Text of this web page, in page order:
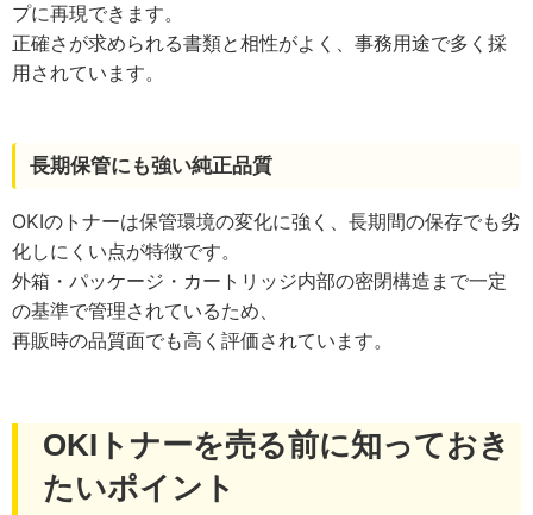
プに再現できます。
正確さが求められる書類と相性がよく、事務用途で多く採
用されています。
長期保管にも強い純正品質
OKIのトナーは保管環境の変化に強く、長期間の保存でも劣
化しにくい点が特徴です。
外箱・パッケージ・カートリッジ内部の密閉構造まで一定
の基準で管理されているため、
再販時の品質面でも高く評価されています。
OKIトナーを売る前に知っておき
たいポイント